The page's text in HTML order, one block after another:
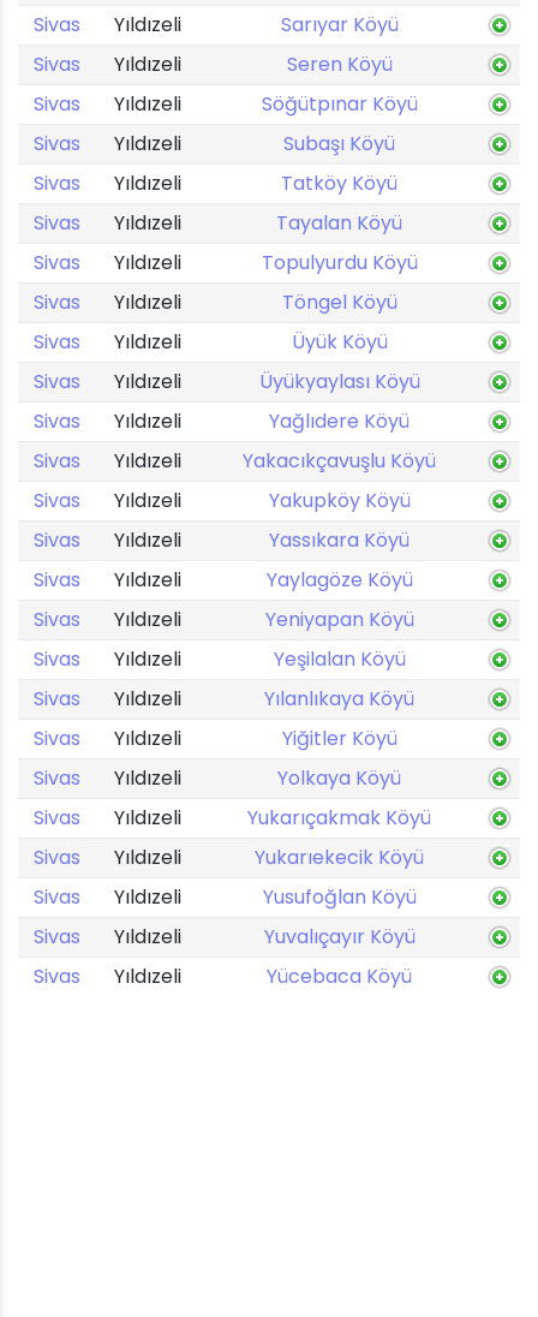
Sivas
Yıldızeli
Sarıyar Köyü
Sivas
Yıldızeli
Seren Köyü
Sivas
Yıldızeli
Söğütpınar Köyü
Sivas
Yıldızeli
Subaşı Köyü
Sivas
Yıldızeli
Tatköy Köyü
Sivas
Yıldızeli
Tayalan Köyü
Sivas
Yıldızeli
Topulyurdu Köyü
Sivas
Yıldızeli
Töngel Köyü
Sivas
Yıldızeli
Üyük Köyü
Sivas
Yıldızeli
Üyükyaylası Köyü
Sivas
Yıldızeli
Yağlıdere Köyü
Sivas
Yıldızeli
Yakacıkçavuşlu Köyü
Sivas
Yıldızeli
Yakupköy Köyü
Sivas
Yıldızeli
Yassıkara Köyü
Sivas
Yıldızeli
Yaylagöze Köyü
Sivas
Yıldızeli
Yeniyapan Köyü
Sivas
Yıldızeli
Yeşilalan Köyü
Sivas
Yıldızeli
Yılanlıkaya Köyü
Sivas
Yıldızeli
Yiğitler Köyü
Sivas
Yıldızeli
Yolkaya Köyü
Sivas
Yıldızeli
Yukarıçakmak Köyü
Sivas
Yıldızeli
Yukarıekecik Köyü
Sivas
Yıldızeli
Yusufoğlan Köyü
Sivas
Yıldızeli
Yuvalıçayır Köyü
Sivas
Yıldızeli Yücebaca Köyü